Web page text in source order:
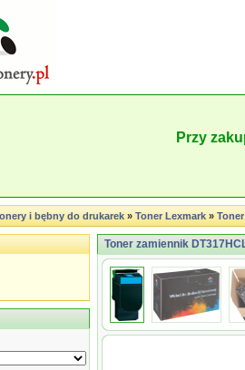
Przy
i bębny do drukarek»Toner Lexmark»
Toner zamiennik